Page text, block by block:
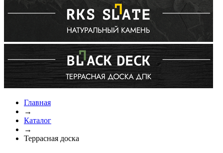
Главная
→
Каталог
→
Террасная доска